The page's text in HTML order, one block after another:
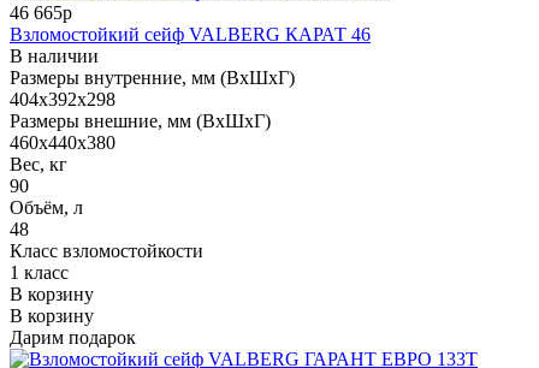
46 665р
Взломостойкий сейф VALBERG КАРАТ 46
В наличии
Размеры внутренние, мм (ВхШхГ)
404x392x298
Размеры внешние, мм (ВхШхГ)
460x440x380
Вес, кг
90
Объём, л
48
Класс взломостойкости
1 класс
В корзину
В корзину
Дарим подарок